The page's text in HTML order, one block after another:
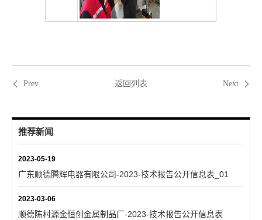
Prev 返回列表 Next
推荐新闻
2023-05-19
广东顺德腾辉电器有限公司-2023-技术报告公开信息表_01
2023-03-06
顺德陈村源金恒创金属制品厂-2023-技术报告公开信息表